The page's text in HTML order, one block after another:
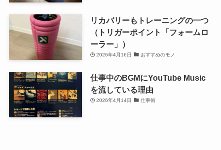
リカバリーもトレーニングの一つ
（トリガーポイント「フォームロ
ーラー」）
2026年4月16日 おすすめのモノ
仕事中のBGMにYouTube Music
を流している理由
2026年4月14日 仕事術